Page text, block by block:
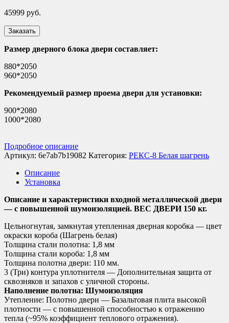
45999 руб.
Заказать
Размер дверного блока двери составляет:
880*2050
960*2050
Рекомендуемый размер проема двери для установки:
900*2080
1000*2080
Подробное описание
Артикул: 6e7ab7b19082 Категория: РЕКС-8 Белая шагрень
Описание
Установка
Описание и характеристики входной металлической двери
— с повышенной шумоизоляцией. ВЕС ДВЕРИ 150 кг.
Цельногнутая, замкнутая утепленная дверная коробка — цвет
окраски короба (Шагрень белая)
Толщина стали полотна: 1,8 мм
Толщина стали короба: 1,8 мм
Толщина полотна двери: 110 мм.
3 (Три) контура уплотнителя — Дополнительная защита от
сквозняков и запахов с уличной стороны.
Наполнение полотна: Шумоизоляция
Утепление: Полотно двери — Базальтовая плита высокой
плотности — с повышенной способностью к отражению
тепла (~95% коэффициент теплового отражения).